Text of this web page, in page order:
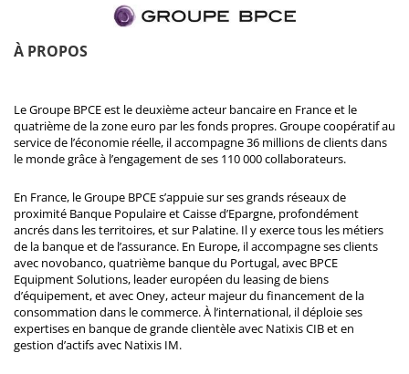
À PROPOS
Le Groupe BPCE est le deuxième acteur bancaire en France et le
quatrième de la zone euro par les fonds propres. Groupe coopératif au
service de l’économie réelle, il accompagne 36 millions de clients dans
le monde grâce à l’engagement de ses 110 000 collaborateurs.
En France, le Groupe BPCE s’appuie sur ses grands réseaux de
proximité Banque Populaire et Caisse d’Epargne, profondément
ancrés dans les territoires, et sur Palatine. Il y exerce tous les métiers
de la banque et de l’assurance. En Europe, il accompagne ses clients
avec novobanco, quatrième banque du Portugal, avec BPCE
Equipment Solutions, leader européen du leasing de biens
d’équipement, et avec Oney, acteur majeur du financement de la
consommation dans le commerce. À l’international, il déploie ses
expertises en banque de grande clientèle avec Natixis CIB et en
gestion d’actifs avec Natixis IM.